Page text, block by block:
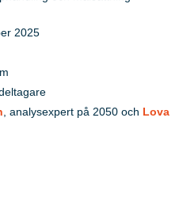
2025
, analysexpert på 2050 och Lova